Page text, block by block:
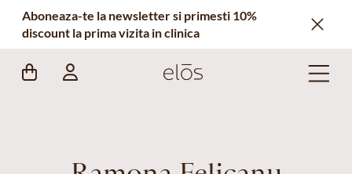
Aboneaza-te la newsletter si primesti 10%
discount la prima vizita in clinica